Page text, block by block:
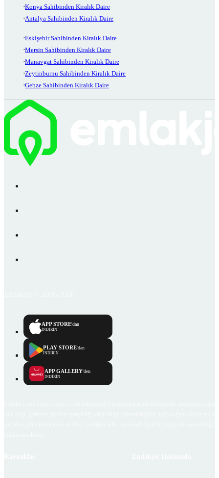
Konya Sahibinden Kiralık Daire
Antalya Sahibinden Kiralık Daire
Eskişehir Sahibinden Kiralık Daire
Mersin Sahibinden Kiralık Daire
Manavgat Sahibinden Kiralık Daire
Zeytinburnu Sahibinden Kiralık Daire
Gebze Sahibinden Kiralık Daire
APP STORE'dan
İNDİRİN
PLAY STORE'dan
İNDİRİN
APP GALLERY'den
İNDİRİN